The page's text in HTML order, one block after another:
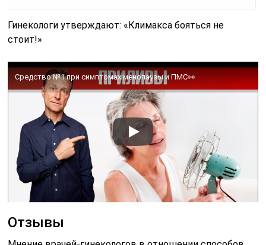
Гинекологи утверждают: «Климакса бояться не
стоит!»
Средство №1 при симптомах менопаузы и ПМС👀
Отзывы